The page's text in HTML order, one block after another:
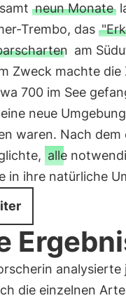
neun Monate
Trembo, das
am
Zweck machte
700 im See
neue
waren. Nach dem
alle
in ihre natürliche
analysierte
die einzelnen